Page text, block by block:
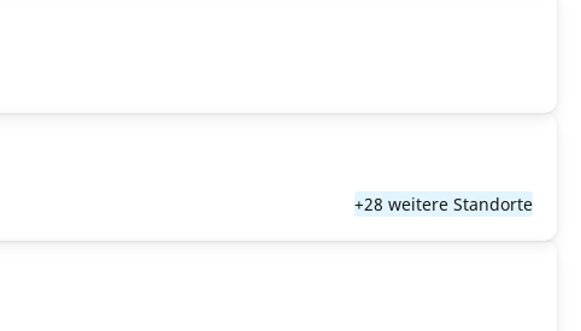
+28 weitere Standorte